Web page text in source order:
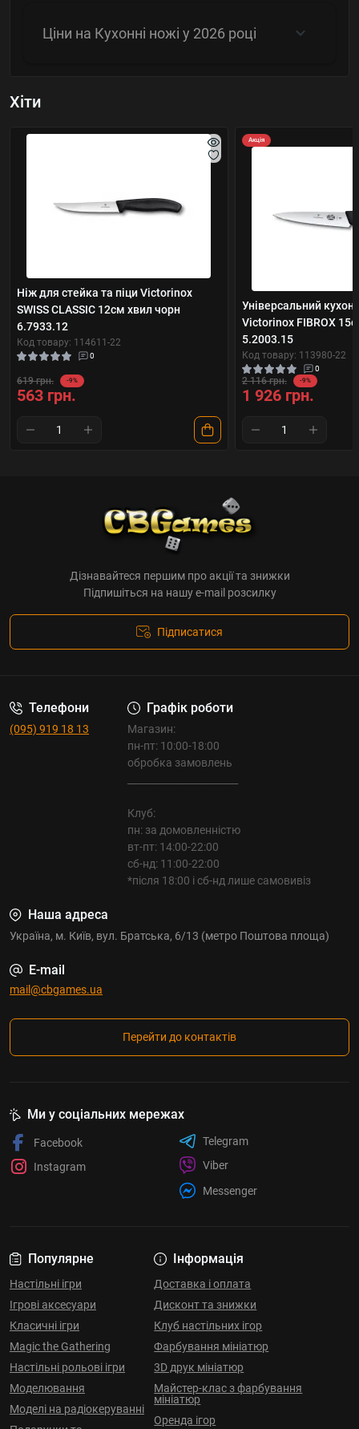
Ціни на Кухонні ножі у 2026 році
Хіти
Ніж для стейка та піци Victorinox
SWISS CLASSIC 12см хвил чорн
6.7933.12
Код товару: 114611-22
0
619 грн. -9%
563 грн.
Акція
Універсальний
Victorinox FIBROX
5.2003.15
Код товару: 113980-22
0
2 116 грн. -9%
1 926 грн.
Дізнавайтеся першим про акції та знижки
Підпишіться на нашу e-mail розсилку
Підписатися
Телефони
(095) 919 18 13
Графік роботи
Магазин:
пн-пт: 10:00-18:00
обробка замовлень
Клуб:
пн: за домовленністю
вт-пт: 14:00-22:00
сб-нд: 11:00-22:00
*після 18:00 і сб-нд лише самовивіз
Наша адреса
Україна, м. Київ, вул. Братська, 6/13 (метро Поштова площа)
E-mail
mail@cbgames.ua
Перейти до контактів
Популярне
Настільні ігри
Ігрові аксесуари
Класичні ігри
Magic the Gathering
Настільні рольові ігри
Моделювання
Моделі на радіокеруванні
Інформація
Доставка і оплата
Дисконт та знижки
Клуб настільних ігор
Фарбування мініатюр
3D друк мініатюр
Майстер-клас з фарбування
мініатюр
Оренда ігор
Ми у соціальних мережах
Facebook
Instagram
Telegram
Viber
Messenger